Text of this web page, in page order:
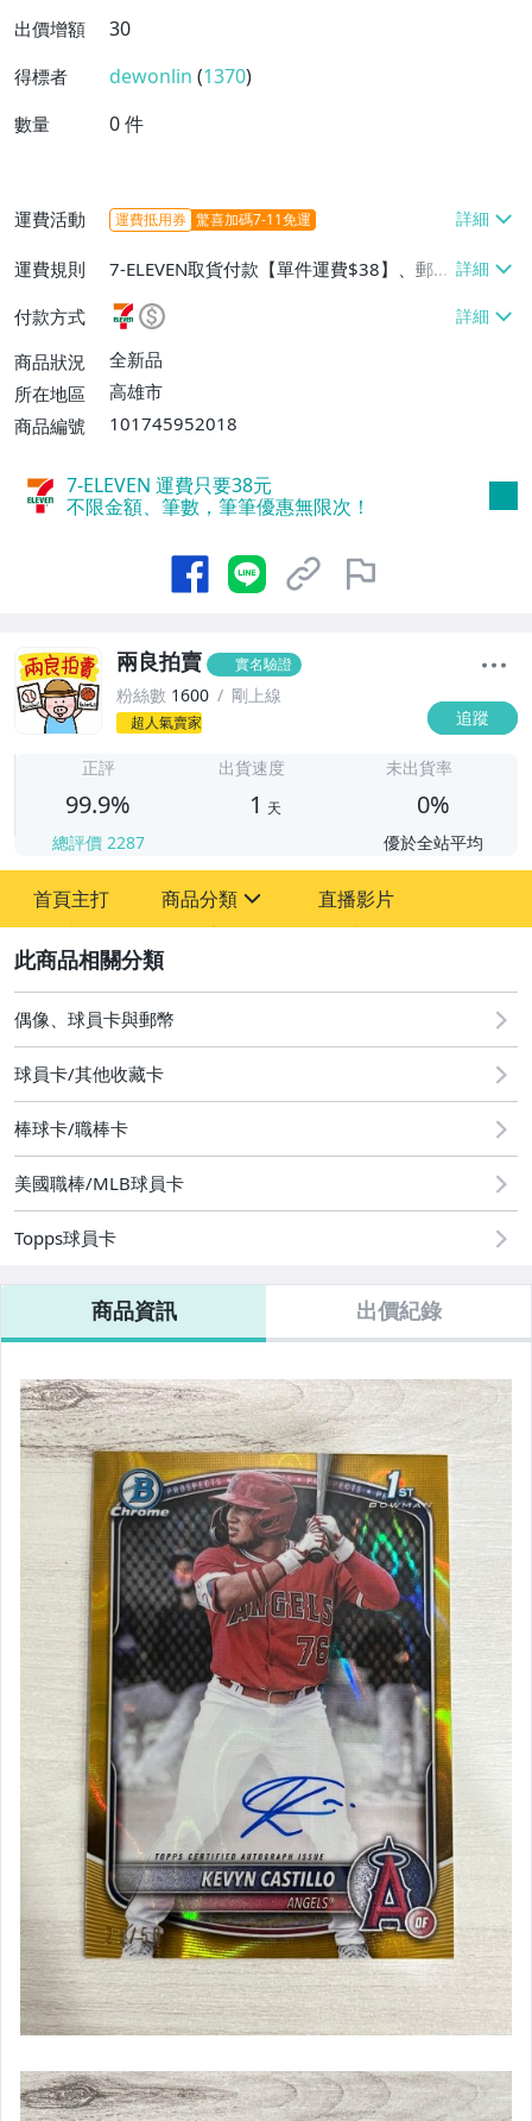
出價增額
30
得標者 dewonlin (1370)
數量 0件
運費活動 運費抵用券 驚喜加碼7-11免運
運費規則
7-ELEVEN取貨付款【單件運費$38】、郵局
掛號【單件運費$60、滿50件或消費滿$10
000免運費】
付款方式
商品狀況
全新品
所在地區
高雄市
商品編號
101745952018
7-ELEVEN 運費只要38元
不限金額、筆數，筆筆優惠無限次！
兩良拍賣 實名驗證
粉絲數 1600 剛上線
超人氣賣家 追蹤
正評
99.9%
總評價 2287
出貨速度
1 天
未出貨率
0%
優於全站平均
首頁主打 商品分類
偶像、球員卡與郵幣
直播影片
偶像、球員卡與郵幣
球員卡/其他收藏卡
棒球卡/職棒卡
美國職棒/MLB球員卡
Topps球員卡
商品資訊 出價紀錄